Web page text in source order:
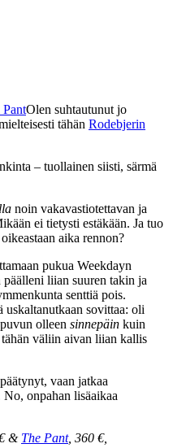
Olen suhtautunut jo
tähän Rodebjerin
– tuollainen siisti, särmä
noin vakavastiotettavan ja
ei tietysti estäkään. Ja tuo
aika rennon?
pukua Weekdayn
liian suuren takin ja
senttiä pois.
uskaltanutkaan sovittaa: oli
olleen sinnepäin kuin
väliin aivan liian kallis
vaan jatkaa
onpahan lisäaikaa
& The Pant, 360 €,